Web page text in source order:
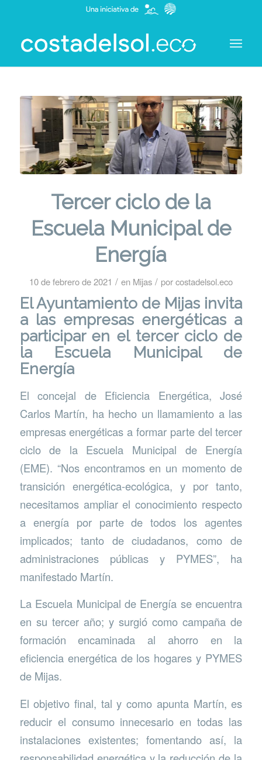
Tercer ciclo de la
Escuela Municipal de
Energía
10 de febrero de 2021 / en Mijas / porcostadelsol.eco
ElAyuntamiento de Mijas invita
a las empresas energéticas a
participar en el tercer ciclo de
la Escuela Municipal de
Energía
El concejal de Eficiencia Energética, José
Carlos Martín, ha hecho un llamamiento a las
empresas energéticas a formar parte del tercer
ciclo de la Escuela Municipal de Energía
(EME). “Nos encontramos en un momento de
transición energética-ecológica, y por tanto,
necesitamos ampliar el conocimiento respecto
a energía por parte de todos los agentes
implicados; tanto de ciudadanos, como de
administraciones públicas y PYMES”, ha
manifestado Martín.
La Escuela Municipal de Energía se encuentra
en su tercer año; y surgió como campaña de
formación encaminada al ahorro en la
eficiencia energética de los hogares y PYMES
de Mijas.
El objetivo final, tal y como apunta Martín, es
reducir el consumo innecesario en todas las
instalaciones existentes; fomentando así, la